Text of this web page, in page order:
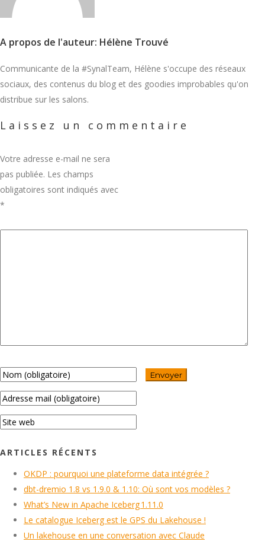
A propos de l'auteur: Hélène Trouvé
Communicante de la #SynalTeam, Hélène s'occupe des réseaux
sociaux, des contenus du blog et des goodies improbables qu'on
distribue sur les salons.
Laissez un commentaire
Votre adresse e-mail ne sera
pas publiée. Les champs
obligatoires sont indiqués avec
*
ARTICLES RÉCENTS
OKDP : pourquoi une plateforme data intégrée ?
dbt-dremio 1.8 vs 1.9.0 & 1.10: Où sont vos modèles ?
What’s New in Apache Iceberg 1.11.0
Le catalogue Iceberg est le GPS du Lakehouse !
Un lakehouse en une conversation avec Claude